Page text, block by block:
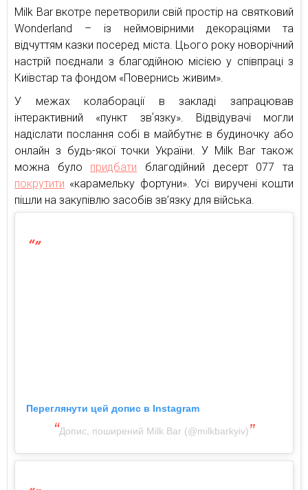
Milk Bar вкотре перетворили свій простір на святковий
Wonderland – із неймовірними декораціями та
відчуттям казки посеред міста. Цього року новорічний
настрій поєднали з благодійною місією у співпраці з
Київстар та фондом «Повернись живим».
У межах колаборації в закладі запрацював
інтерактивний «пункт звʼязку». Відвідувачі могли
надіслати послання собі в майбутнє в будиночку або
онлайн з будь-якої точки України. У Milk Bar також
можна було придбати благодійний десерт 077 та
покрутити «карамельку фортуни». Усі виручені кошти
пішли на закупівлю засобів зв’язку для війська.
Переглянути цей допис в Instagram
Допис, поширений Milk Bar (@milkbarkyiv)